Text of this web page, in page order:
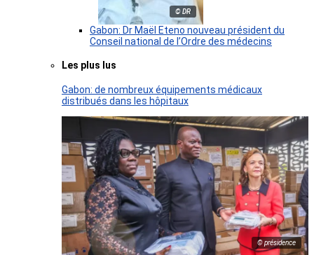
© DR
Gabon: Dr Maël Eteno nouveau président du
Conseil national de l’Ordre des médecins
Les plus lus
Gabon: de nombreux équipements médicaux
distribués dans les hôpitaux
© présidence